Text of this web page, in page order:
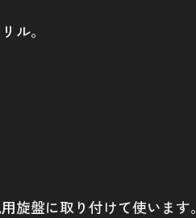
ル。
旋盤に取り付けて使います。